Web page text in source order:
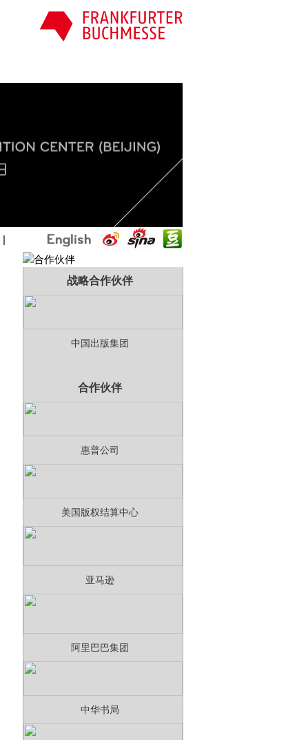
|
战略合作伙伴
中国出版集团
合作伙伴
惠普公司
美国版权结算中心
亚马逊
阿里巴巴集团
中华书局